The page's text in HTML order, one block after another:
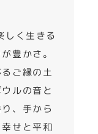
しく生きる
豊かさ。
ご縁の土
ルの音と
、手から
せと平和